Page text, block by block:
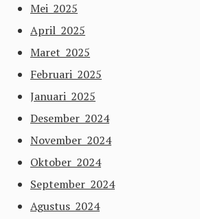
Mei 2025
April 2025
Maret 2025
Februari 2025
Januari 2025
Desember 2024
November 2024
Oktober 2024
September 2024
Agustus 2024